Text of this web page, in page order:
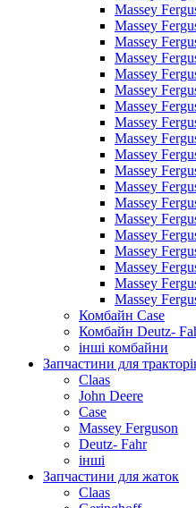
Massey
Massey
Massey
Massey
Massey
Massey
Massey
Massey
Massey
Massey
Massey
Massey
Massey
Massey
Massey
Massey
Massey
Massey
Massey
Комбайн Case
Комбайн Deutz-
інші комбайни
Запчастини для
Claas
John Deere
Case
Massey Ferguson
Deutz- Fahr
інші
Запчастини для жаток
Claas